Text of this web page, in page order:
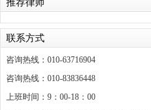
推荐律师
联系方式
咨询热线：010-63716904
咨询热线：010-83836448
上班时间：9：00-18：00